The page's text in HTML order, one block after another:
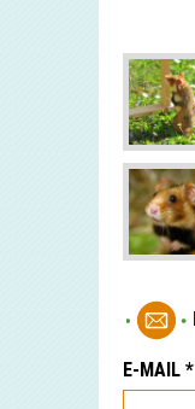
E-MAIL *